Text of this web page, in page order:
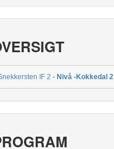
IF 2 - Nivå -Kokkedal 2